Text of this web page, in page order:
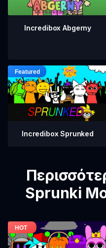
Incredibox Abgerny
Incredibox Sprunked
Sprunki